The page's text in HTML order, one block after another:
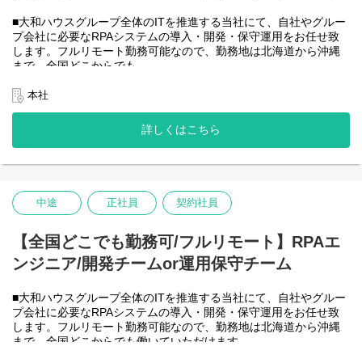
潤沢なリソースのもと、最上流から変革を進めていくことが可能
です。
＜詳細な業務例／基本的な技術仕様＞
ローコード開発プラットフォームを導入し、レガシー化した業務
基幹システムの改善などに取り組んでいます。
■大和ハウスグループ全体のITを推進する当社にて、自社やグルー
プ会社に必要なRPAシステムの導入・開発・保守運用をお任せ致
します。フルリモート勤務可能なので、勤務地は北海道から沖縄
まで、全国どこからでも
社後の勤務地は問いません。また、働く時間に制限もなく、月160
時間の勤務で、午前5時～22時までの間であれば、自由な時間に働
いていただけます。業務を途中で中断したり、働く時間を調整で
きるので、家事、育児、介護などとの両立も可能です。社員が仕
思っておりますのでフルフレックスです。
＜クライアントは大和ハウスグループ全体＞
名の
全てに関わるシステムを担っています。
出資は大和ハウス本体になりますが、売上好調かつDX推進の優先
潤沢なリソースのもと、最上流から変革を進めていくことが可能
です。
＜詳細な業務例／基本的な技術仕様＞
本社
詳しくはこちら
中途 正社員 契約社員
【全国どこでも勤務可/フルリモート】RPAエ
ンジニア/開発チームor運用保守チーム
■大和ハウスグループ全体のITを推進する当社にて、自社やグルー
プ会社に必要なRPAシステムの導入・開発・保守運用をお任せ致
します。フルリモート勤務可能なので、勤務地は北海道から沖縄
まで、全国どこからでも働いていただけます。